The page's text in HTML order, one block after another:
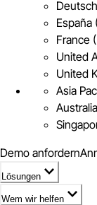
España
France
United
United
Asia
Demo anfordern
Lösungen
Wem wir helfen